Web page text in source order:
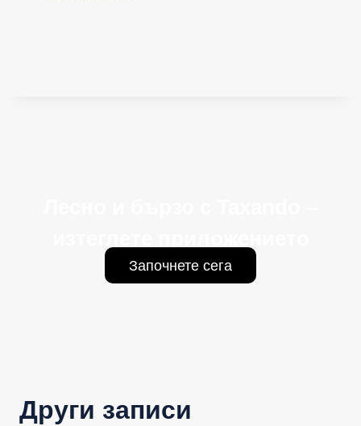
Започнете сега
Други записи